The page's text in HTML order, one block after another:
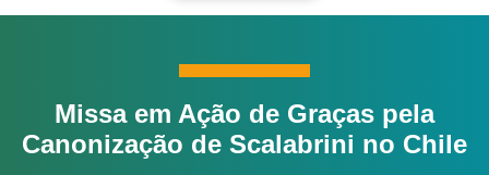
Missa em Ação de Graças pela
Canonização de Scalabrini no Chile